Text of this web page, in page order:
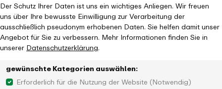
Der Schutz Ihrer Daten ist uns ein wichtiges Anliegen. Wir freuen
uns über Ihre bewusste Einwilligung zur Verarbeitung der
ausschließlich pseudonym erhobenen Daten. Sie helfen damit unser
Angebot für Sie zu verbessern. Mehr Informationen finden Sie in
unsererDatenschutzerklärung.
gewünschte Kategorien auswählen:
Erforderlich für die Nutzung der Website (Notwendig)